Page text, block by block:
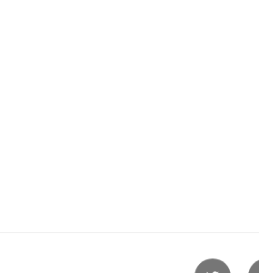
Twitter